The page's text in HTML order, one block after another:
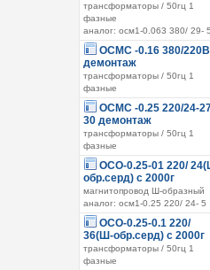
трансформаторы / 50гц 1
фазные
аналог: осм1-0.063 380/ 29-
ОСМС -0.16 380/220В
демонтаж
трансформаторы / 50гц 1
фазные
ОСМС -0.25 220/24-
30 демонтаж
трансформаторы / 50гц 1
фазные
ОСО-0.25-01 220/
обр.серд) с 2000г
магнитопровод Ш-образный
аналог: осм1-0.25 220/ 24- 5
ОСО-0.25-0.1 220/
36(Ш-обр.серд) с 2000г
трансформаторы / 50гц 1
фазные